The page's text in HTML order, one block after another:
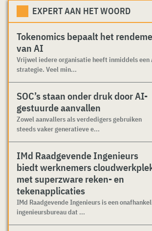
EXPERT AAN HET WOORD
Tokenomics bepaalt het
van AI
Vrijwel iedere organisatie heeft inmiddels een
strategie. Veel min...
SOC’s staan onder druk door AI-
gestuurde aanvallen
Zowel aanvallers als verdedigers gebruiken
steeds vaker generatieve e...
IMd Raadgevende Ingenieurs
biedt werknemers
met superzware reken- en
tekenapplicaties
IMd Raadgevende Ingenieurs is een
ingenieursbureau dat ...